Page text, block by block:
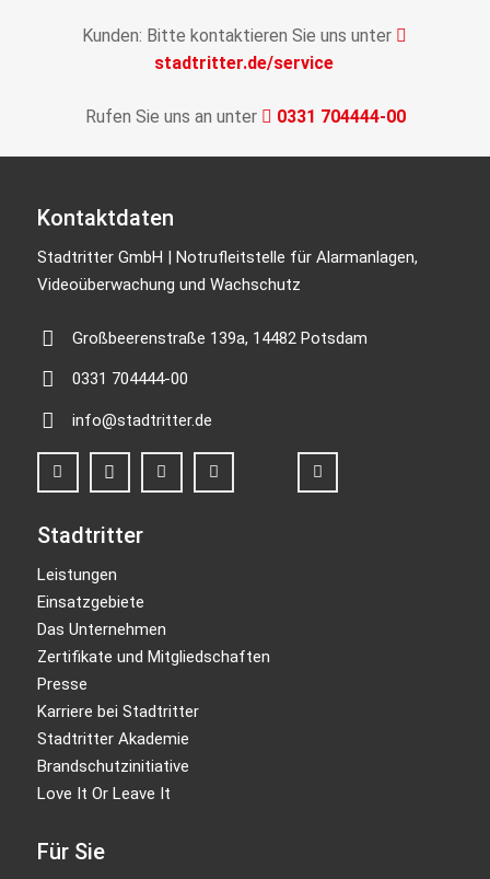
Kunden: Bitte kontaktieren Sie uns unter
stadtritter.de/service
Rufen Sie uns an unter 0331 704444-00
Kontaktdaten
Stadtritter GmbH | Notrufleitstelle für Alarmanlagen,
Videoüberwachung und Wachschutz
Großbeerenstraße 139a, 14482 Potsdam
0331 704444-00
info@stadtritter.de
Stadtritter
Leistungen
Einsatzgebiete
Das Unternehmen
Zertifikate und Mitgliedschaften
Presse
Karriere bei Stadtritter
Stadtritter Akademie
Brandschutzinitiative
Love It Or Leave It
Für Sie